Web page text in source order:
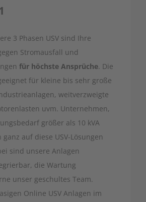
3 Phasen USV sind Ihre
Stromausfall und
für höchste Ansprüche. Die
für kleine bis sehr große
weitverzweigte
uvm. Unternehmen,
größer als 10 kVA
auf diese USV-Lösungen
sind unsere Anlagen
die Wartung
unser geschultes Team.
Online USV Anlagen im